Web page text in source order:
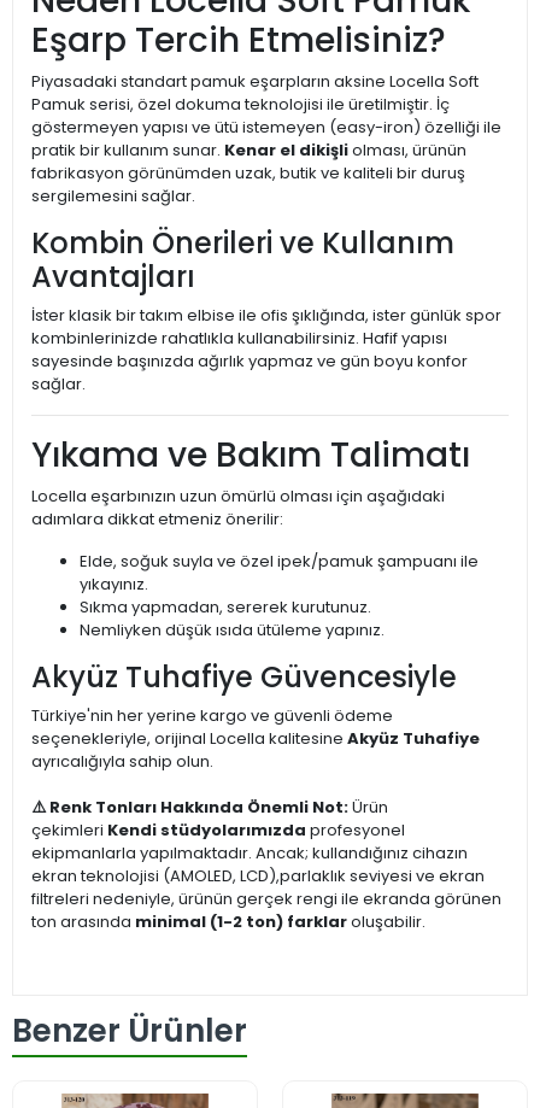
Eşarp Tercih Etmelisiniz?
Piyasadaki standart pamuk eşarpların aksine Locella Soft
Pamuk serisi, özel dokuma teknolojisi ile üretilmiştir. İç
göstermeyen yapısı ve ütü istemeyen (easy-iron) özelliği ile
pratik bir kullanım sunar. Kenar el dikişliolması, ürünün
fabrikasyon görünümden uzak, butik ve kaliteli bir duruş
sergilemesini sağlar.
Kombin Önerileri ve Kullanım
Avantajları
İster klasik bir takım elbise ile ofis şıklığında, ister günlük spor
kombinlerinizde rahatlıkla kullanabilirsiniz. Hafif yapısı
sayesinde başınızda ağırlık yapmaz ve gün boyu konfor
sağlar.
Yıkama ve Bakım Talimatı
Locella eşarbınızın uzun ömürlü olması için aşağıdaki
adımlara dikkat etmeniz önerilir:
Elde, soğuk suyla ve özel ipek/pamuk şampuanı ile
yıkayınız.
Sıkma yapmadan, sererek kurutunuz.
Nemliyken düşük ısıda ütüleme yapınız.
Akyüz Tuhafiye Güvencesiyle
Türkiye'nin her yerine kargo ve güvenli ödeme
seçenekleriyle, orijinal Locella kalitesine Akyüz Tuhafiye
ayrıcalığıyla sahip olun.
⚠️ Renk Tonları Hakkında Önemli Not:Ürün
çekimleri Kendi stüdyolarımızda profesyonel
ekipmanlarla yapılmaktadır. Ancak; kullandığınız cihazın
ekran teknolojisi (AMOLED, LCD),parlaklık seviyesi ve ekran
filtreleri nedeniyle, ürünün gerçek rengi ile ekranda görünen
ton arasında minimal (1-2 ton) farklaroluşabilir.
Benzer Ürünler